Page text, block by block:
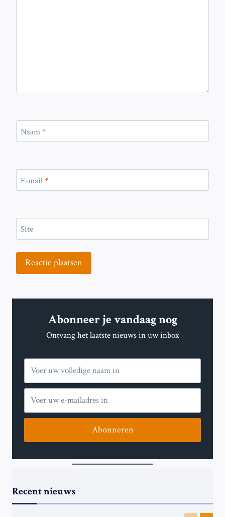
Naam*
E-mail*
Site
Abonneer je vandaag nog
Ontvang het laatste nieuws in uw inbox
Abonneren
Recent nieuws